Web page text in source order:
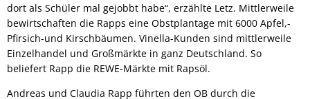
dort als Schüler mal gejobbt habe“, erzählte Letz. Mittlerweile
bewirtschaften die Rapps eine Obstplantage mit 6000 Apfel,-
Pfirsich-und Kirschbäumen. Vinella-Kunden sind mittlerweile
Einzelhandel und Großmärkte in ganz Deutschland. So
beliefert Rapp die REWE-Märkte mit Rapsöl.
Andreas und Claudia Rapp führten den OB durch die